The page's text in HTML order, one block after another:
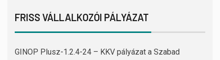
FRISS VÁLLALKOZÓI PÁLYÁZAT
GINOP Plusz-1.2.4-24 – KKV pályázat a Szabad